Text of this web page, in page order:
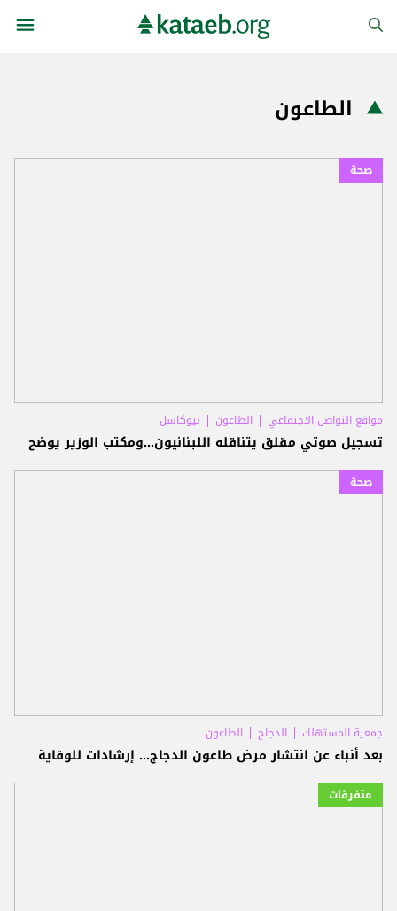
الطاعون
صحة
مواقع التواصل الاجتماعي الطاعون نيوكاسل
تسجيل صوتي مقلق يتناقله اللبنانيون...ومكتب الوزير يوضح
صحة
جمعية المستهلك الدجاج الطاعون
بعد أنباء عن انتشار مرض طاعون الدجاج... إرشادات للوقاية
متفرقات